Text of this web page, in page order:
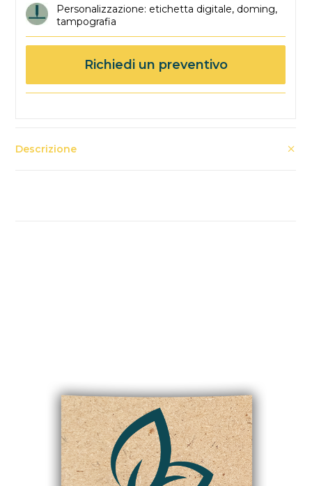
Personalizzazione: etichetta digitale, doming,
tampografia
Richiedi un preventivo
Descrizione